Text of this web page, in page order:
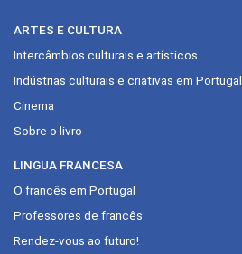
ARTES E CULTURA
Intercâmbios culturais e artísticos
Indústrias culturais e criativas em Portugal
Cinema
Sobre o livro
LINGUA FRANCESA
O francês em Portugal
Professores de francês
Rendez-vous ao futuro!